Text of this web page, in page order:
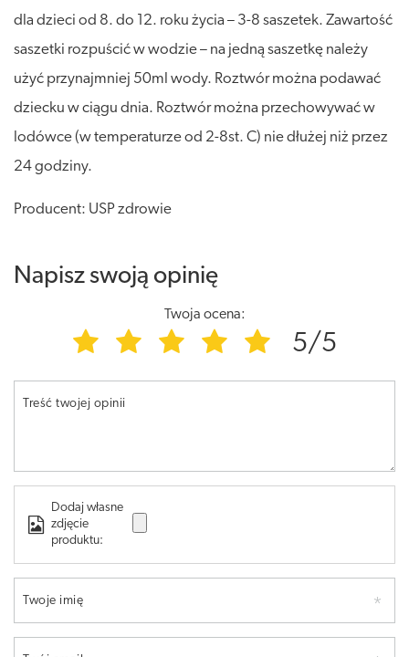
dla dzieci od 8. do 12. roku życia – 3-8 saszetek. Zawartość
saszetki rozpuścić w wodzie – na jedną saszetkę należy
użyć przynajmniej 50ml wody. Roztwór można podawać
dziecku w ciągu dnia. Roztwór można przechowywać w
lodówce (w temperaturze od 2-8st. C) nie dłużej niż przez
24 godziny.
Producent: USP zdrowie
Napisz swoją opinię
Twoja ocena:
5/5
Treść twojej opinii
Dodaj własne
zdjęcie
produktu:
Twoje imię